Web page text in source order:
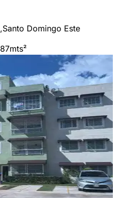
,Santo Domingo Este
87mts²